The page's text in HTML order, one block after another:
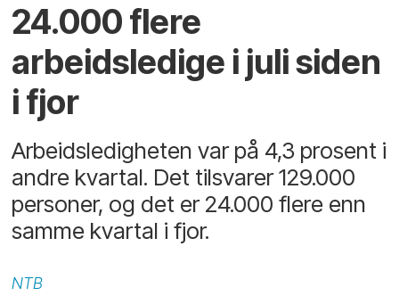
24.000 flere
arbeidsledige i juli siden
i fjor
Arbeidsledigheten var på 4,3 prosent i
andre kvartal. Det tilsvarer 129.000
personer, og det er 24.000 flere enn
samme kvartal i fjor.
NTB